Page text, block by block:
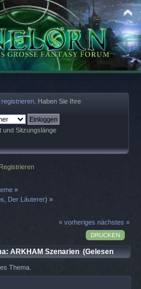
registrieren . Haben Sie Ihre
und Sitzungslänge
Registrieren
»
Der Läuterer) »
« vorheriges nächstes »
DRUCKEN
ARKHAM Szenarien (Gelesen
Thema.